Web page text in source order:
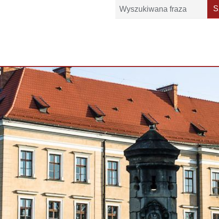
Szukaj